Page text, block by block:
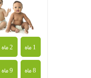
1 ماه 2 ماه
8 ماه
9 ماه